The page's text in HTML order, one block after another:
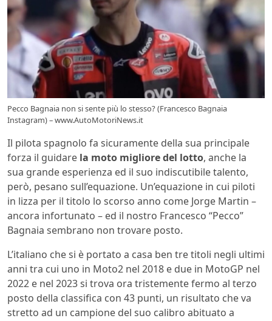
Pecco Bagnaia non si sente più lo stesso? (Francesco Bagnaia
Instagram) – www.AutoMotoriNews.it
Il pilota spagnolo fa sicuramente della sua principale
forza il guidare la moto migliore del lotto, anche la
sua grande esperienza ed il suo indiscutibile talento,
però, pesano sull’equazione. Un’equazione in cui piloti
in lizza per il titolo lo scorso anno come Jorge Martin –
ancora infortunato – ed il nostro Francesco “Pecco”
Bagnaia sembrano non trovare posto.
L’italiano che si è portato a casa ben tre titoli negli ultimi
anni tra cui uno in Moto2 nel 2018 e due in MotoGP nel
2022 e nel 2023 si trova ora tristemente fermo al terzo
posto della classifica con 43 punti, un risultato che va
stretto ad un campione del suo calibro abituato a